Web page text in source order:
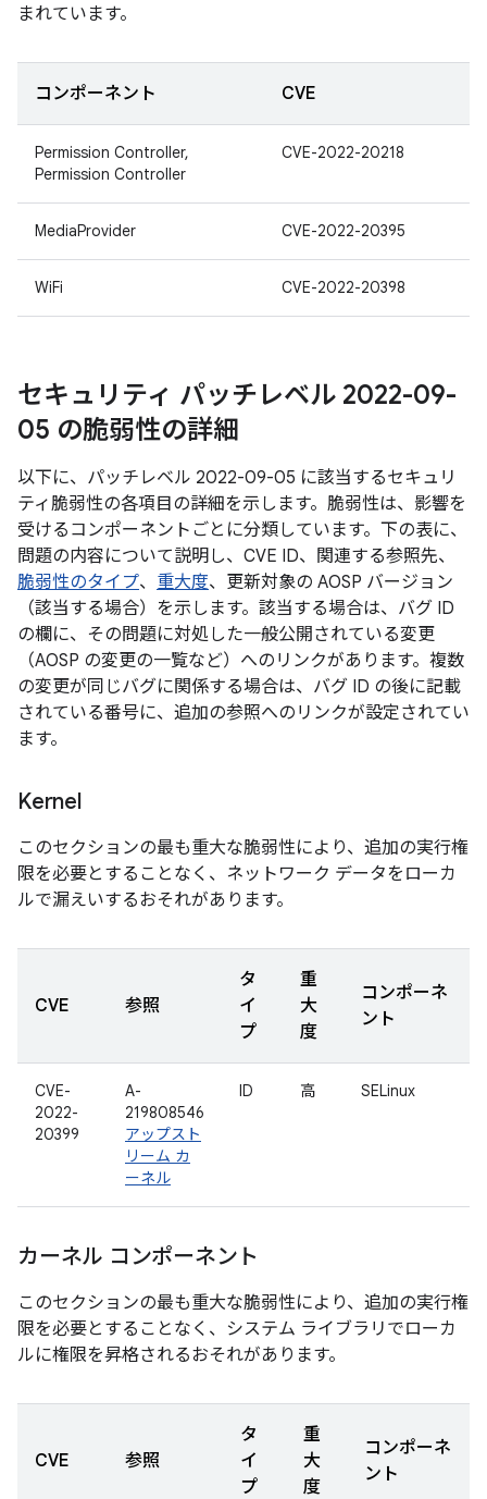
まれています。
コンポーネント CVE
Permission Controller,
Permission Controller
CVE-2022-20218
MediaProvider CVE-2022-20395
WiFi CVE-2022-20398
セキュリティ パッチレベル 2022-09-
05 の脆弱性の詳細
以下に、パッチレベル 2022-09-05 に該当するセキュリ
ティ脆弱性の各項目の詳細を示します。脆弱性は、影響を
受けるコンポーネントごとに分類しています。下の表に、
問題の内容について説明し、CVE ID、関連する参照先、
脆弱性のタイプ、 重大度、更新対象の AOSP バージョン
（該当する場合）を示します。該当する場合は、バグ ID
の欄に、その問題に対処した一般公開されている変更
（AOSP の変更の一覧など）へのリンクがあります。複数
の変更が同じバグに関係する場合は、バグ ID の後に記載
されている番号に、追加の参照へのリンクが設定されてい
ます。
Kernel
このセクションの最も重大な脆弱性により、追加の実行権
限を必要とすることなく、ネットワーク データをローカ
ルで漏えいするおそれがあります。
CVE 参照
タ
イ
プ
重
大
度
コンポーネ
ント
CVE-
2022-
20399
A-
219808546
アップスト
リーム カ
ーネル
ID 高 SELinux
カーネル コンポーネント
このセクションの最も重大な脆弱性により、追加の実行権
限を必要とすることなく、システム ライブラリでローカ
ルに権限を昇格されるおそれがあります。
CVE 参照
タ
イ
プ
重
大
度
コンポーネ
ント